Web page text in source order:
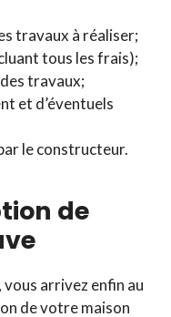
travaux à réaliser;
tous les frais);
travaux;
et d’éventuels
le constructeur.
de
arrivez enfin au
de votre maison